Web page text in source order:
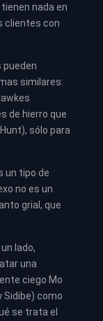
nada en
clientes con
pueden
similares:
de hierro que
sólo para
un tipo de
no es un
grial, que
lado,
una
ciego Mo
Sidibe) como
se trata el